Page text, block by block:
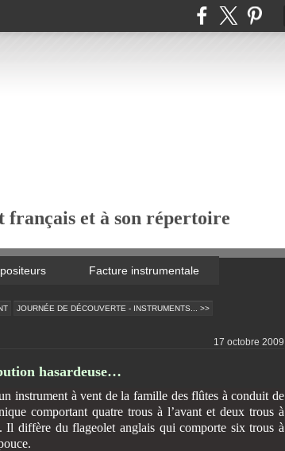
français et à son répertoire
Facture instrumentale
JOURNÉE DE DÉCOUVERTE - INSTRUMENTS... >>
17 octobre 2009
hasardeuse…
instrument à vent de la famille des flûtes à conduit de
comportant quatre trous à l’avant et deux trous à
Il diffère du flageolet anglais qui comporte six trous à